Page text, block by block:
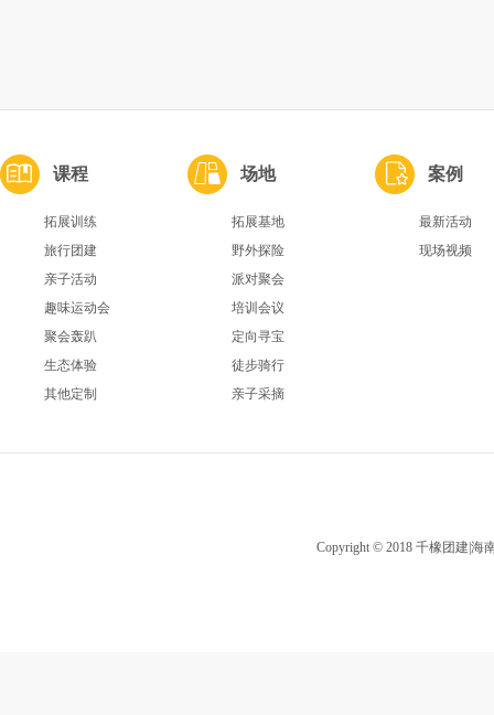
课程
拓展训练
旅行团建
亲子活动
趣味运动会
聚会轰趴
生态体验
其他定制
场地
拓展基地
野外探险
派对聚会
培训会议
定向寻宝
徒步骑行
亲子采摘
案例
最新活动
现场视频
Copyright © 2018 千橡团建|